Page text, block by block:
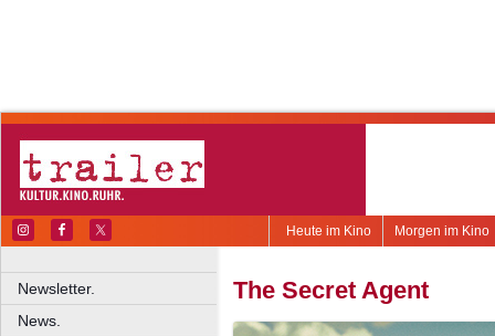
Morgen im Kino
Heute im Kino
Newsletter.
News.
The Secret Agent